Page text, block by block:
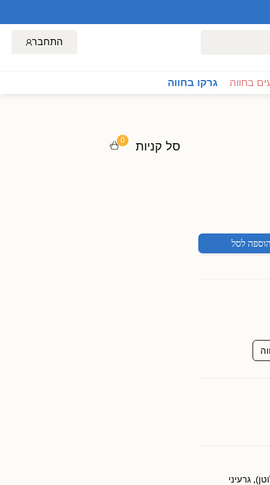
התחבר
בחווה גרקו בחווה
הוספה לסל
גרעיני
סל קניות 0